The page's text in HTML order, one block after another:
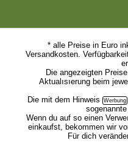
* alle Preise in Euro
Versandkosten.
Die angezeigten
Aktualısıerung beim
Die mit dem Hinweis
sogenannte
Wenn du auf so einen
einkaufst, bekommen wir
Für dich